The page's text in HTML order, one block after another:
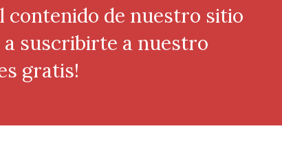
contenido de nuestro sitio
suscribirte a nuestro
gratis!